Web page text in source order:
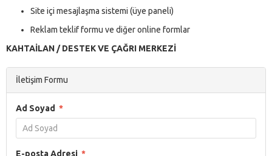
Site içi mesajlaşma sistemi (üye paneli)
Reklam teklif formu ve diğer online formlar
KAHTAİLAN / DESTEK VE ÇAĞRI MERKEZİ
İletişim Formu
Ad Soyad *
E-posta Adresi *